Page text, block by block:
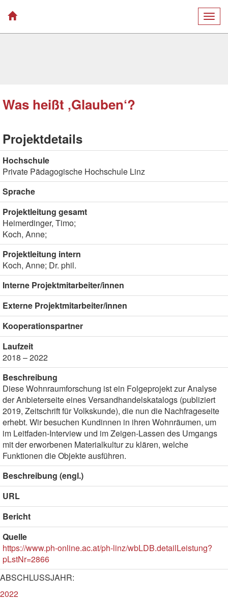
Was heißt ‚Glauben‘?
Projektdetails
Hochschule
Private Pädagogische Hochschule Linz
Sprache
Projektleitung gesamt
Heimerdinger, Timo;
Koch, Anne;
Projektleitung intern
Koch, Anne; Dr. phil.
Interne Projektmitarbeiter/innen
Externe Projektmitarbeiter/innen
Kooperationspartner
Laufzeit
2018 – 2022
Beschreibung
Diese Wohnraumforschung ist ein Folgeprojekt zur Analyse
der Anbieterseite eines Versandhandelskatalogs (publiziert
2019, Zeitschrift für Volkskunde), die nun die Nachfrageseite
erhebt. Wir besuchen Kundinnen in ihren Wohnräumen, um
im Leitfaden-Interview und im Zeigen-Lassen des Umgangs
mit der erworbenen Materialkultur zu klären, welche
Funktionen die Objekte ausführen.
Beschreibung (engl.)
URL
Bericht
Quelle
https://www.ph-online.ac.at/ph-linz/wbLDB.detailLeistung?
pLstNr=2866
ABSCHLUSSJAHR:
2022